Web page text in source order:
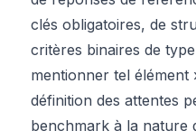
clés obligatoires, de
critères binaires de
mentionner tel élément
définition des attentes
benchmark à la nature